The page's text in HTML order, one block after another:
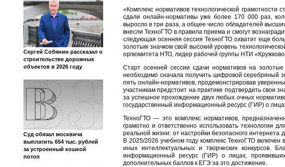
Сергей Собянин рассказал о
строительстве дорожных
объектов в 2026 году
Суд обязал москвича
выплатить 654 тыс. рублей
за устроенный кошкой
потоп
«Комплекс нормативов технологической грамотности
сдали онлайн-нормативы уже более 170 000 раз,
выросло в три раза, а общее число обладателей
внесли ТехноГТО в правила приема и смогут
следующая осенняя сессия ТехноГТО охватит еще
золотым значком свой высокий уровень
оргкомитета НТО, лидер рабочей группы НТИ
Старт осенней сессии сдачи нормативов на
необходимо сначала получить цифровой серебряный
пять онлайн-нормативов, продемонстрировав
участникам предстоит на практике подтвердить свои
за успешное прохождение двух любых очных
государственный информационный ресурс (ГИР) о
ТехноГТО — это комплекс нормативов,
грамотно и ответственно использовать технологии
реальной жизни: от настройки безопасного
В 2025/2026 учебном году комплекс ТехноГТО
иных интеллектуальных и творческих конкурсов.
информационный ресурс (ГИР) о лицах,
дополнительных баллов к ЕГЭ за это достижение.